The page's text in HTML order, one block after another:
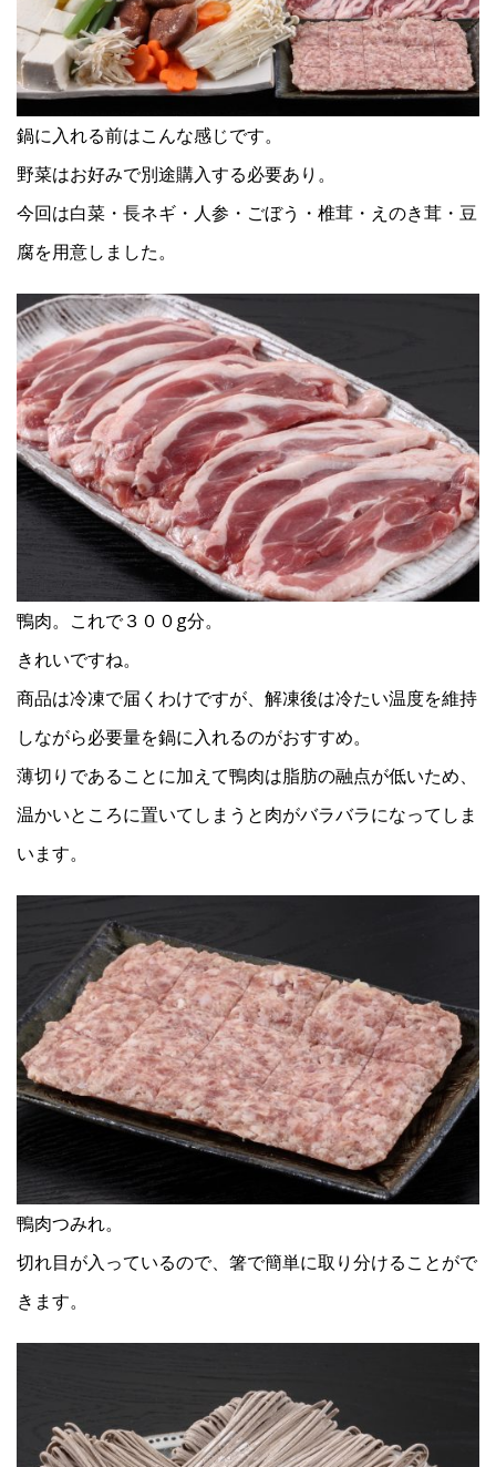
鍋に入れる前はこんな感じです。
野菜はお好みで別途購入する必要あり。
今回は白菜・長ネギ・人参・ごぼう・椎茸・えのき茸・豆
腐を用意しました。
鴨肉。これで３００g分。
きれいですね。
商品は冷凍で届くわけですが、解凍後は冷たい温度を維持
しながら必要量を鍋に入れるのがおすすめ。
薄切りであることに加えて鴨肉は脂肪の融点が低いため、
温かいところに置いてしまうと肉がバラバラになってしま
います。
鴨肉つみれ。
切れ目が入っているので、箸で簡単に取り分けることがで
きます。